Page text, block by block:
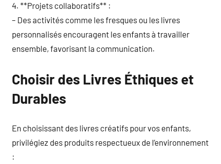
4. **Projets collaboratifs** :
– Des activités comme les fresques ou les livres
personnalisés encouragent les enfants à travailler
ensemble, favorisant la communication.
Choisir des Livres Éthiques et
Durables
En choisissant des livres créatifs pour vos enfants,
privilégiez des produits respectueux de l’environnement
: